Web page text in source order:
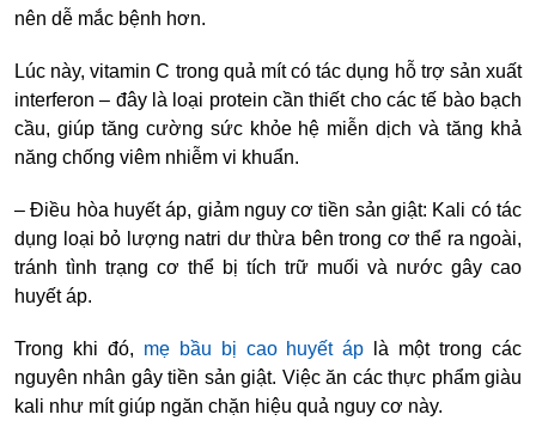
nên dễ mắc bệnh hơn.
Lúc này, vitamin C trong quả mít có tác dụng hỗ trợ sản xuất
interferon – đây là loại protein cần thiết cho các tế bào bạch
cầu, giúp tăng cường sức khỏe hệ miễn dịch và tăng khả
năng chống viêm nhiễm vi khuẩn.
– Điều hòa huyết áp, giảm nguy cơ tiền sản giật: Kali có tác
dụng loại bỏ lượng natri dư thừa bên trong cơ thể ra ngoài,
tránh tình trạng cơ thể bị tích trữ muối và nước gây cao
huyết áp.
Trong khi đó, mẹ bầu bị cao huyết áp là một trong các
nguyên nhân gây tiền sản giật. Việc ăn các thực phẩm giàu
kali như mít giúp ngăn chặn hiệu quả nguy cơ này.